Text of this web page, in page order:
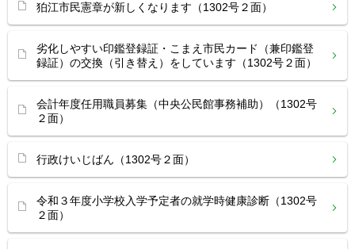
狛江市民憲章が新しくなります（1302号２面）
劣化しやすい印鑑登録証・こまえ市民カード（兼印鑑登
録証）の交換（引き替え）をしています（1302号２面）
会計年度任用職員募集（中央公民館事務補助）（1302号
２面）
行政けいじばん（1302号２面）
令和３年度小学校入学予定者の就学時健康診断（1302号
２面）